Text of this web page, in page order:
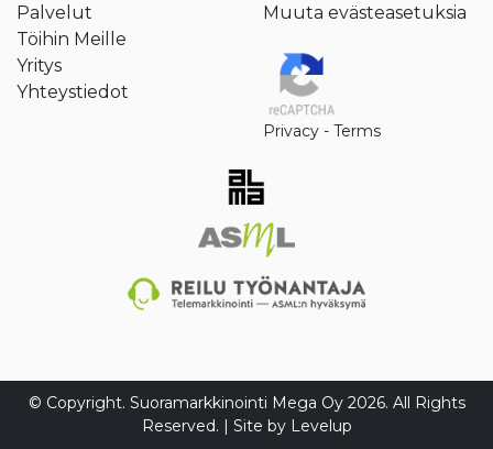
Palvelut
Töihin Meille
Yritys
Yhteystiedot
Muuta evästeasetuksia
Privacy - Terms
© Copyright. Suoramarkkinointi Mega Oy 2026. All Rights
Reserved. | Site by Levelup